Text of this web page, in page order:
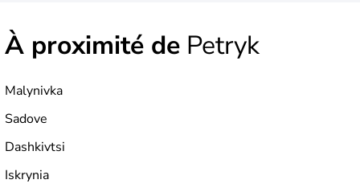
À proximité de Petryk
Malynivka
Sadove
Dashkivtsi
Iskrynia